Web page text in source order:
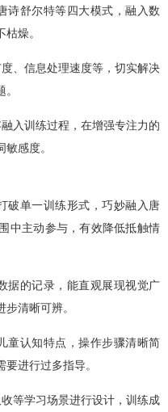
诗舒尔特等四大模式，融入数
燥。
、信息处理速度等，切实解决
入训练过程，在增强专注力的
感度。
破单一训练形式，巧妙融入唐
中主动参与，有效降低抵触情
据的记录，能直观展现视觉广
清晰可辨。
童认知特点，操作步骤清晰简
进行过多指导。
等学习场景进行设计，训练成